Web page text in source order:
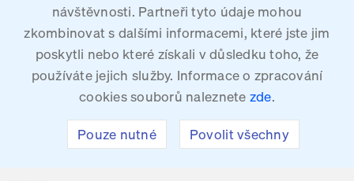
návštěvnosti. Partneři tyto údaje mohou
zkombinovat s dalšími informacemi, které jste jim
poskytli nebo které získali v důsledku toho, že
používáte jejich služby. Informace o zpracování
cookies souborů naleznete zde.
Pouze nutné Povolit všechny